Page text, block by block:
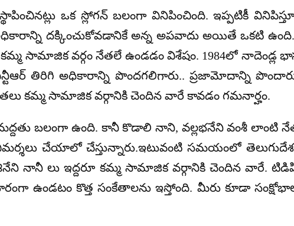
ఒక స్లోగన్ బలంగా వినిపించింది. ఇప్పటికీ
దక్కించుకోవడానికే అన్న అపవాదు అయితే ఒకటి
సామాజిక వర్గం నేతలే ఉండడం విశేషం. 1984లో నాదెండ్ల
తిరిగి అధికారాన్ని పొందగలిగారు.. ప్రజామోదాన్ని
కమ్మ సామాజిక వర్గానికి చెందిన వారే కావడం గమనార్హం.
మద్దతు బలంగా ఉంది. కానీ కొడాలి నాని, వల్లభనేని వంశీ లాంటి
చేయాలో చేస్తున్నారు.ఇటువంటి సమయంలో
నానీ లు ఇద్దరూ కమ్మ సామాజిక వర్గానికి చెందిన వారే.
ఉండటం కొత్త సంకేతాలను ఇస్తోంది. మీరు కూడా